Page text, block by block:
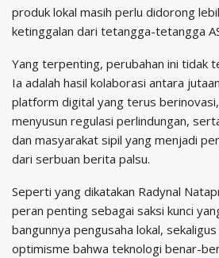
produk lokal masih perlu didorong
ketinggalan dari tetangga-tetangga
Yang terpenting, perubahan ini tidak
Ia adalah hasil kolaborasi antara
platform digital yang terus
menyusun regulasi perlindungan,
dan masyarakat sipil yang menjadi
dari serbuan berita palsu.
Seperti yang dikatakan Radynal
peran penting sebagai saksi kunci
bangunnya pengusaha lokal,
optimisme bahwa teknologi benar-